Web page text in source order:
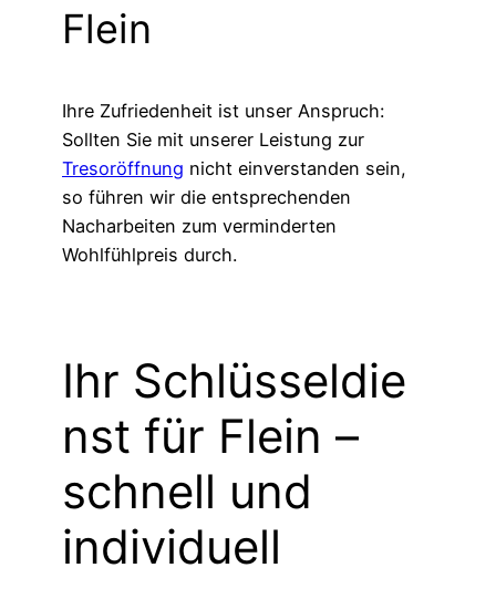
Flein
Ihre Zufriedenheit ist unser Anspruch:
Sollten Sie mit unserer Leistung zur
Tresoröffnung nicht einverstanden sein,
so führen wir die entsprechenden
Nacharbeiten zum verminderten
Wohlfühlpreis durch.
Ihr Schlüsseldie
nst für Flein –
schnell und
individuell